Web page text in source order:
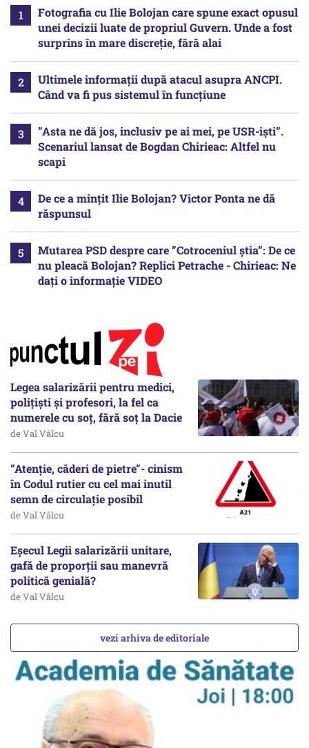
Fotografia cu Ilie Bolojan care spune exact opusul
unei decizii luate de propriul Guvern. Unde a fost
surprins în mare discreție, fără alai
Ultimele informații după atacul asupra ANCPI.
Când va fi pus sistemul în funcțiune
”Asta ne dă jos, inclusiv pe ai mei, pe USR-iști”.
Scenariul lansat de Bogdan Chirieac: Altfel nu
scapi
De ce a mințit Ilie Bolojan? Victor Ponta ne dă
răspunsul
Mutarea PSD despre care ”Cotroceniul știa”: De ce
nu pleacă Bolojan? Replici Petrache - Chirieac: Ne
dați o informație VIDEO
Legea salarizării pentru medici,
polițiști și profesori, la fel ca
numerele cu soț, fără soț la Dacie
de Val Vâlcu
”Atenție, căderi de pietre”- cinism
în Codul rutier cu cel mai inutil
semn de circulație posibil
de Val Vâlcu
Eșecul Legii salarizării unitare,
gafă de proporții sau manevră
politică genială?
de Val Vâlcu
vezi arhiva de editoriale